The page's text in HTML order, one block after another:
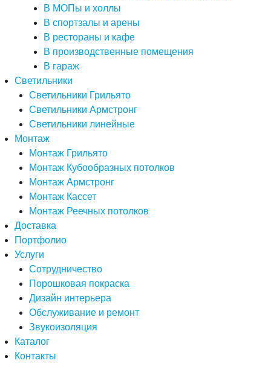
В МОПы и холлы
В спортзалы и арены
В рестораны и кафе
В производственные помещения
В гараж
Светильники
Светильники Грильято
Светильники Армстронг
Светильники линейные
Монтаж
Монтаж Грильято
Монтаж Кубообразных потолков
Монтаж Армстронг
Монтаж Кассет
Монтаж Реечных потолков
Доставка
Портфолио
Услуги
Сотрудничество
Порошковая покраска
Дизайн интерьера
Обслуживание и ремонт
Звукоизоляция
Каталог
Контакты